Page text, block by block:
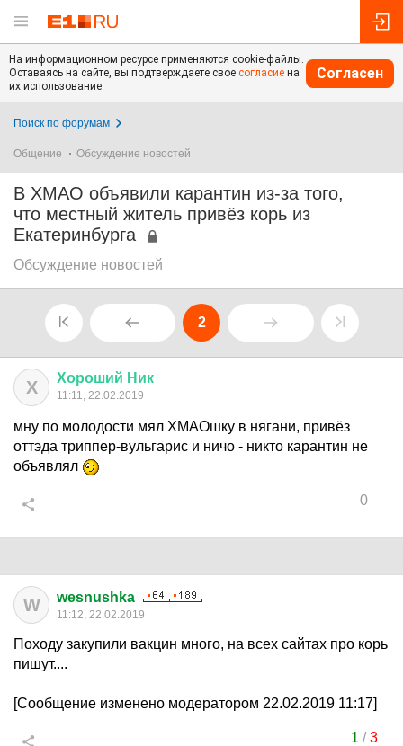
На информационном ресурсе применяются cookie-файлы.
Оставаясь на сайте, вы подтверждаете свое согласие на
их использование.
Согласен
Поиск по форумам
Общение Обсуждение новостей
В ХМАО объявили карантин из-за того,
что местный житель привёз корь из
Екатеринбурга
Обсуждение новостей
2
Х Хороший Ник
11:11, 22.02.2019
мну по молодости мял ХМАОшку в нягани, привёз
оттэда триппер-вульгарис и ничо - никто карантин не
объявлял
0
W wesnushka
11:12, 22.02.2019
Походу закупили вакцин много, на всех сайтах про корь
пишут....
[Сообщение изменено модератором 22.02.2019 11:17]
1 /3